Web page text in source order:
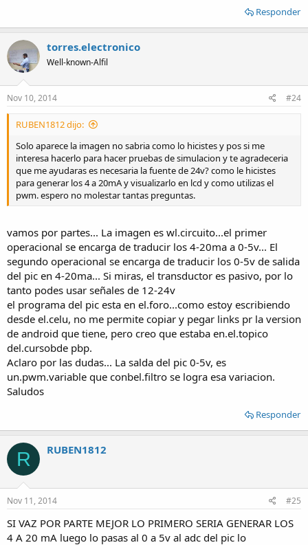
Responder
torres.electronico
Well-known-Alfil
Nov 10, 2014 #24
RUBEN1812 dijo:
Solo aparece la imagen no sabria como lo hicistes y pos si me
interesa hacerlo para hacer pruebas de simulacion y te agradeceria
que me ayudaras es necesaria la fuente de 24v? como le hicistes
para generar los 4 a 20mA y visualizarlo en lcd y como utilizas el
pwm. espero no molestar tantas preguntas.
vamos por partes... La imagen es wl.circuito...el primer
operacional se encarga de traducir los 4-20ma a 0-5v... El
segundo operacional se encarga de traducir los 0-5v de salida
del pic en 4-20ma... Si miras, el transductor es pasivo, por lo
tanto podes usar señales de 12-24v
el programa del pic esta en el.foro...como estoy escribiendo
desde el.celu, no me permite copiar y pegar links pr la version
de android que tiene, pero creo que estaba en.el.topico
del.cursobde pbp.
Aclaro por las dudas... La salda del pic 0-5v, es
un.pwm.variable que conbel.filtro se logra esa variacion.
Saludos
Responder
R RUBEN1812
Nov 11, 2014 #25
SI VAZ POR PARTE MEJOR LO PRIMERO SERIA GENERAR LOS
4 A 20 mA luego lo pasas al 0 a 5v al adc del pic lo